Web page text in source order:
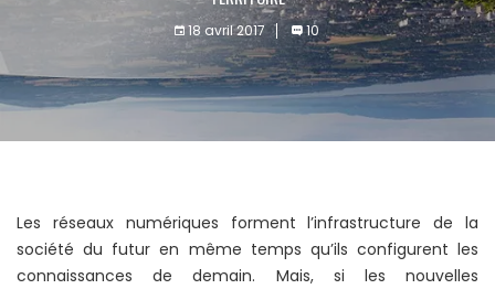
18 avril 2017 10
Les réseaux numériques forment l’infrastructure de la
société du futur en même temps qu’ils configurent les
connaissances de demain. Mais, si les nouvelles